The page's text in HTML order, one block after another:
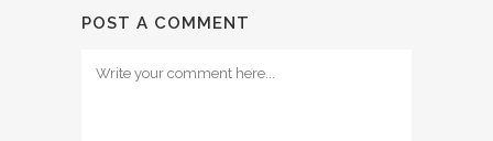
POST A COMMENT